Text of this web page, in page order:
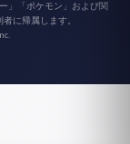
」「ポケモン」および関
に帰属します。